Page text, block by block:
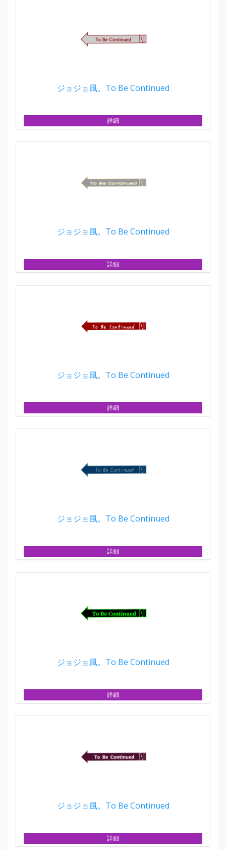
ジョジョ風。To Be Continued
詳細
ジョジョ風。To Be Continued
詳細
ジョジョ風。To Be Continued
詳細
ジョジョ風。To Be Continued
詳細
ジョジョ風。To Be Continued
詳細
ジョジョ風。To Be Continued
詳細